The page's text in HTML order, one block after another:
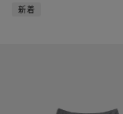
新着